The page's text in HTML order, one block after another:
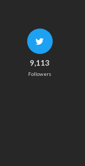
9,113
Followers